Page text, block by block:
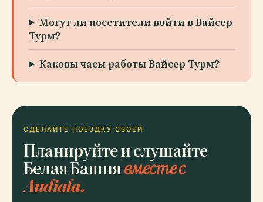
Могут ли посетители войти в Вайсер
Турм?
Каковы часы работы Вайсер Турм?
СДЕЛАЙТЕ ПОЕЗДКУ СВОЕЙ
Планируйте и слушайте
Белая Башнявместе с
Audiala.